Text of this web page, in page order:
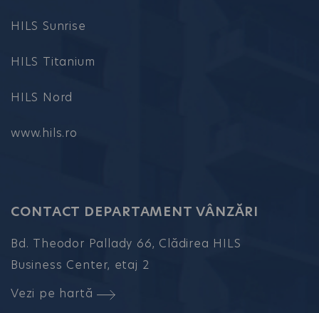
HILS Sunrise
HILS Titanium
HILS Nord
www.hils.ro
CONTACT DEPARTAMENT VÂNZĂRI
Bd. Theodor Pallady 66, Clădirea HILS
Business Center, etaj 2
Vezi pe hartă